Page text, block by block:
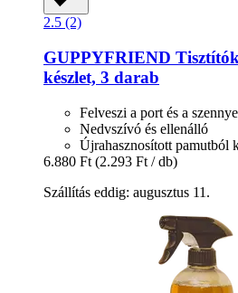
2.5 (2)
GUPPYFRIEND
készlet, 3 darab
Felveszi a port és a
Nedvszívó és ellenálló
Újrahasznosított pamutból
6.880 Ft (2.293 Ft / db)
Szállítás eddig: augusztus 11.